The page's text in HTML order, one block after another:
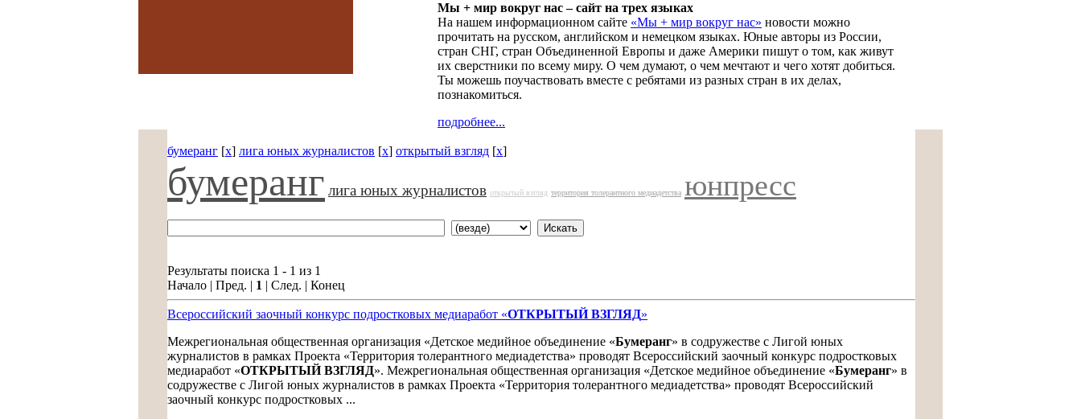
Мы + мир вокруг нас – сайт на трех языках
На нашем информационном сайте «Мы + мир вокруг нас» новости можно
прочитать на русском, английском и немецком языках. Юные авторы из России,
стран СНГ, стран Объединенной Европы и даже Америки пишут о том, как живут
их сверстники по всему миру. О чем думают, о чем мечтают и чего хотят добиться.
Ты можешь поучаствовать вместе с ребятами из разных стран в их делах,
познакомиться.
подробнее...
бумеранг [x] лига юных журналистов [x] открытый взгляд [x]
бумеранг лига юных журналистов открытый взгляд территория толерантного медиадетства юнпресс
Результаты поиска 1 - 1 из 1
Начало | Пред. | 1 | След. | Конец
Всероссийский заочный конкурс подростковых медиаработ «ОТКРЫТЫЙ ВЗГЛЯД»
Межрегиональная общественная организация «Детское медийное объединение «Бумеранг» в содружестве с Лигой юных
журналистов в рамках Проекта «Территория толерантного медиадетства» проводят Всероссийский заочный конкурс подростковых
медиаработ «ОТКРЫТЫЙ ВЗГЛЯД». Межрегиональная общественная организация «Детское медийное объединение «Бумеранг» в
содружестве с Лигой юных журналистов в рамках Проекта «Территория толерантного медиадетства» проводят Всероссийский
заочный конкурс подростковых ...